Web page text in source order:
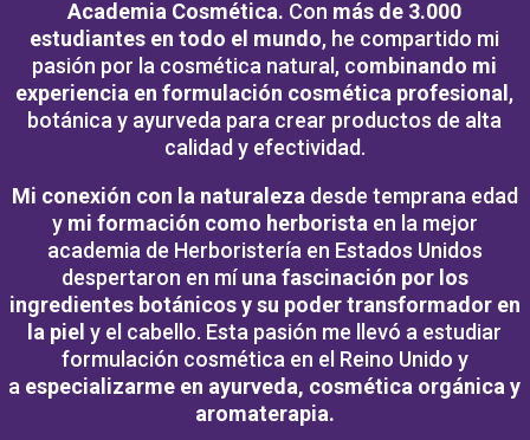
Academia Cosmética. Con más de 3.000
estudiantes en todo el mundo, he compartido mi
pasión por la cosmética natural, combinando mi
experiencia en formulación cosmética profesional,
botánica y ayurveda para crear productos de alta
calidad y efectividad.
Mi conexión con la naturaleza desde temprana edad
y mi formación como herborista en la mejor
academia de Herboristería en Estados Unidos
despertaron en míuna fascinación por los
ingredientes botánicos y su poder transformador en
la piel y el cabello. Esta pasión me llevó a estudiar
formulación cosmética en el Reino Unido y
a especializarme en ayurveda, cosmética orgánica y
aromaterapia.